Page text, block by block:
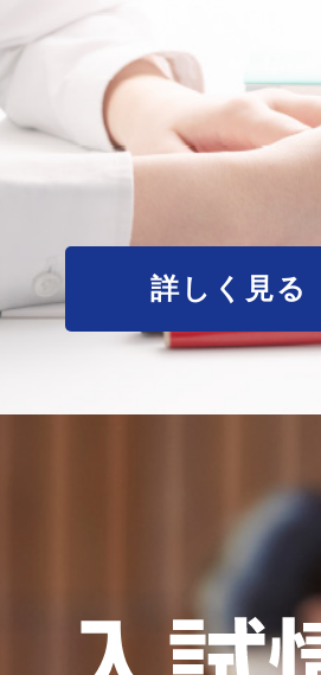
詳しく見る